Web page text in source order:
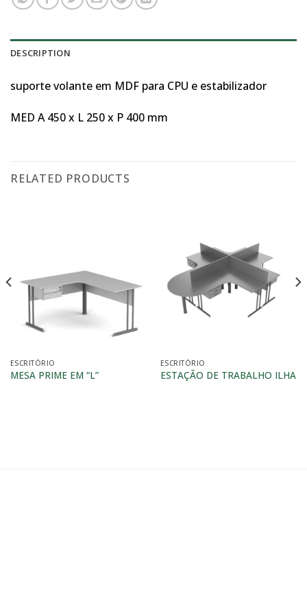
DESCRIPTION
suporte volante em MDF para CPU e estabilizador
MED A 450 x L 250 x P 400 mm
RELATED PRODUCTS
ESCRITÓRIO
MESA PRIME EM “L”
ESCRITÓRIO
ESTAÇÃO DE TRABALHO ILHA